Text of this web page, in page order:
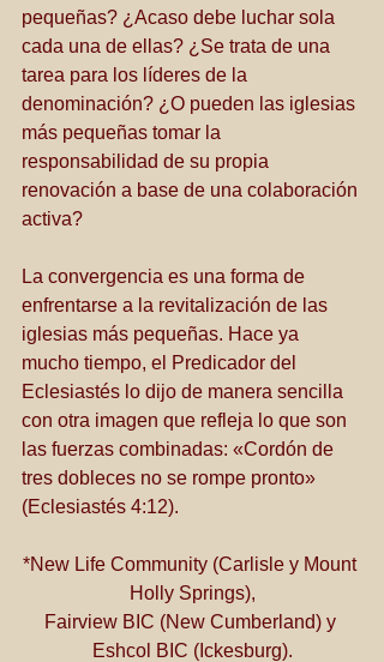
pequeñas? ¿Acaso debe luchar sola
cada una de ellas? ¿Se trata de una
tarea para los líderes de la
denominación? ¿O pueden las iglesias
más pequeñas tomar la
responsabilidad de su propia
renovación a base de una colaboración
activa?
La convergencia es una forma de
enfrentarse a la revitalización de las
iglesias más pequeñas. Hace ya
mucho tiempo, el Predicador del
Eclesiastés lo dijo de manera sencilla
con otra imagen que refleja lo que son
las fuerzas combinadas: «Cordón de
tres dobleces no se rompe pronto»
(Eclesiastés 4:12).
*New Life Community (Carlisle y Mount
Holly Springs),
Fairview BIC (New Cumberland) y
Eshcol BIC (Ickesburg).